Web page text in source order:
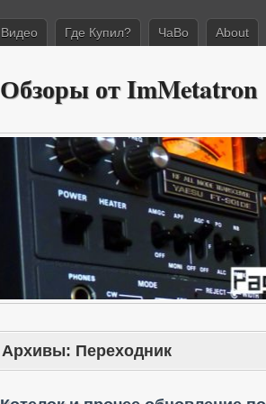
Видео Где Купил? ЧаВо About
Обзоры от ImMetatron
Архивы: Переходник